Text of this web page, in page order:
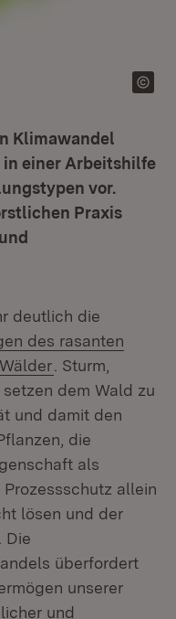
Klimawandel
in einer Arbeitshilfe
vor.
Praxis
deutlich die
des rasanten
Fenster)
Extern:
Wälder (Öffnet in
. Sturm,
dem Wald zu
und damit den
die
als
allein
lösen und der
Die
überfordert
unserer
und